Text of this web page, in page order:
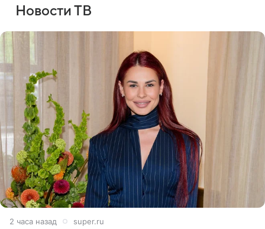
Новости ТВ
2 часа назад super.ru